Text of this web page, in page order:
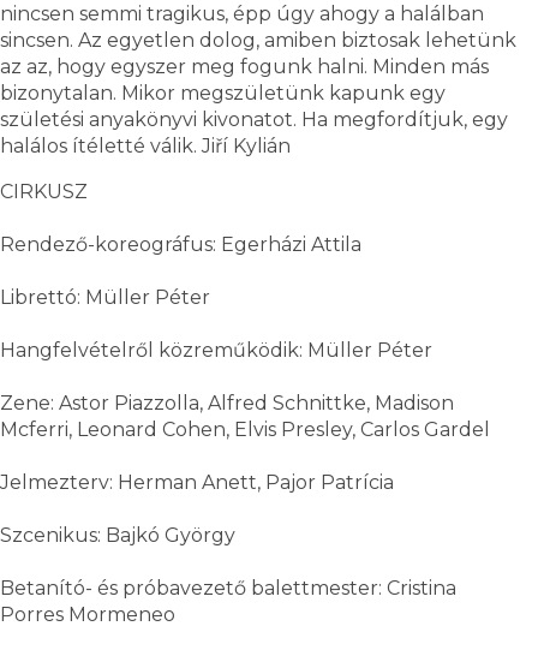
nincsen semmi tragikus, épp úgy ahogy a halálban
sincsen. Az egyetlen dolog, amiben biztosak lehetünk
az az, hogy egyszer meg fogunk halni. Minden más
bizonytalan. Mikor megszületünk kapunk egy
születési anyakönyvi kivonatot. Ha megfordítjuk, egy
halálos ítéletté válik. Jiří Kylián
CIRKUSZ
Rendező-koreográfus: Egerházi Attila
Librettó: Müller Péter
Hangfelvételről közreműködik: Müller Péter
Zene: Astor Piazzolla, Alfred Schnittke, Madison
Mcferri, Leonard Cohen, Elvis Presley, Carlos Gardel
Jelmezterv: Herman Anett, Pajor Patrícia
Szcenikus: Bajkó György
Betanító- és próbavezető balettmester: Cristina
Porres Mormeneo